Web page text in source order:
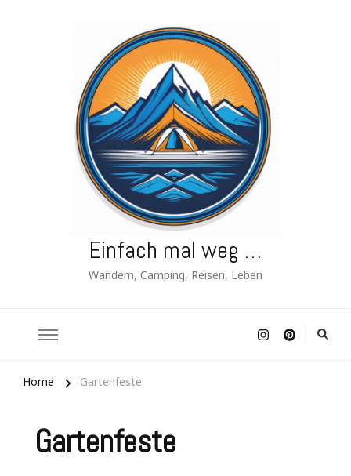
Einfach mal weg …
Wandern, Camping, Reisen, Leben
Home Gartenfeste
Gartenfeste